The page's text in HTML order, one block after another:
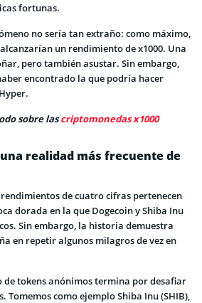
fortunas.
no sería tan extraño: como máximo,
un rendimiento de x1000. Una
pero también asustar. Sin embargo,
encontrado la que podría hacer
sobre lascriptomonedas x1000
realidad más frecuente de
de cuatro cifras pertenecen
dorada en la que Dogecoin y Shiba Inu
Sin embargo, la historia demuestra
en repetir algunos milagros de vez en
de tokens anónimos termina por desafiar
como ejemplo Shiba Inu (SHIB),